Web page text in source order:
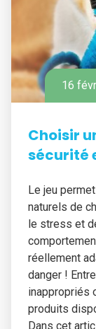
16
Choisir
sécurité
Le jeu
naturels de
le stress et
réellement
danger !
inappropriés
produits
Dans cet